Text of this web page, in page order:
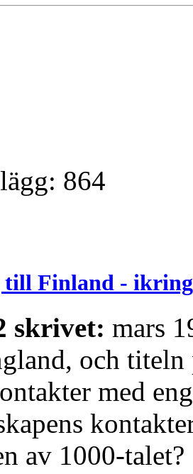
864
till Finland - ikring
skrivet: mars
och titeln
med
av 1000-talet?